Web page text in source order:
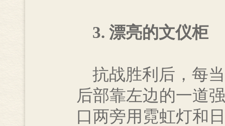
3. 漂亮的文仪柜
抗战胜利后，每
后部靠左边的一道
口两旁用霓虹灯和